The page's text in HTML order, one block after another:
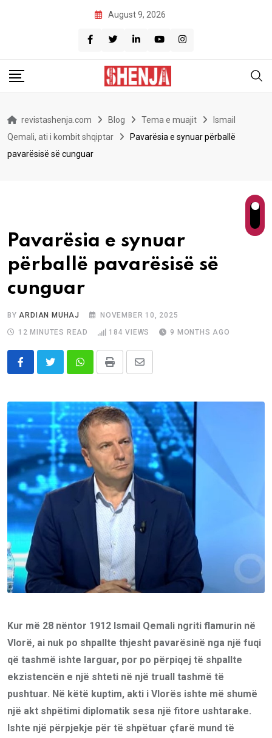
August 9, 2026
revistashenja.com Blog Tema e muajit
Ismail
Qemali, ati i kombit shqiptar
Pavarësia e synuar përballë
pavarësisë së cunguar
Pavarësia e synuar
përballë pavarësisë së
cunguar
BYARDIAN MUHAJ
NOVEMBER 10, 2025
12 MINUTES READ
184 VIEWS 9 MONTHS AGO
WhatsappPrint
Share
Email
Kur më 28 nëntor 1912 Ismail Qemali ngriti flamurin në
Vlorë, ai nuk po shpallte thjesht pavarësinë nga një fuqi
që tashmë ishte larguar, por po përpiqej të shpallte
ekzistencën e një shteti në një truall tashmë të
pushtuar. Në këtë kuptim, akti i Vlorës ishte më shumë
një akt shpëtimi diplomatik sesa një fitore ushtarake.
Ishte një përpjekje për të shpëtuar çfarë mund të